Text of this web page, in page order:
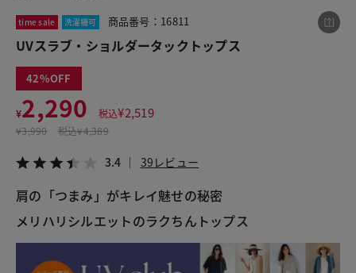
time sale 洗濯機可 商品番号：16811
UVスラブ・ショルダータックトップス
42
¥2,290 税込¥2,519
¥3,990 税込¥4,389
3.4 39レビュー
肩の「つまみ」がキレイ魅せの秘密
メリハリシルエットのラクちんトップス
この商品をシェアする
¥2,290
税込¥2,519
LINE X メール